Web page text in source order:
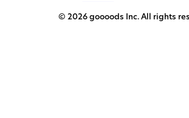
© 2026 goooods Inc. All rights